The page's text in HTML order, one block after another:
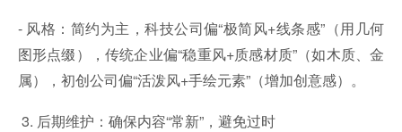
- 风格：简约为主，科技公司偏“极简风+线条感”（用几何
图形点缀），传统企业偏“稳重风+质感材质”（如木质、金
属），初创公司偏“活泼风+手绘元素”（增加创意感）。
3. 后期维护：确保内容“常新”，避免过时